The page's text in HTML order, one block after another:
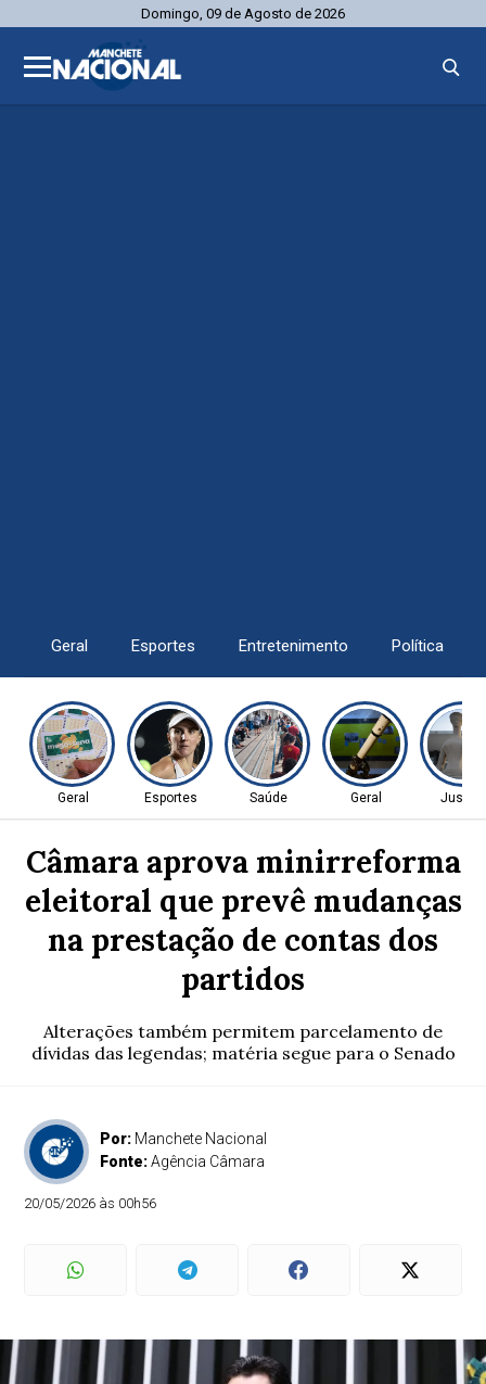
Domingo, 09 de Agosto de 2026
Geral Esportes Entretenimento Política
Geral Esportes Saúde Geral Justiça
Câmara aprova minirreforma
eleitoral que prevê mudanças
na prestação de contas dos
partidos
Alterações também permitem parcelamento de
dívidas das legendas; matéria segue para o Senado
Por: Manchete Nacional
Fonte:Agência Câmara
20/05/2026 às 00h56